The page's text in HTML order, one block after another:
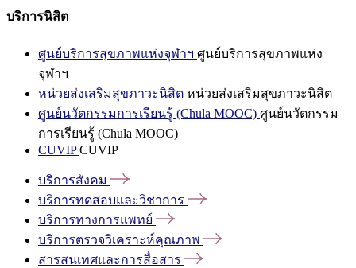
บริการนิสิต
ศูนย์บริการสุขภาพแห่งจุฬาฯ ศูนย์บริการสุขภาพแห่ง
จุฬาฯ
หน่วยส่งเสริมสุขภาวะนิสิต หน่วยส่งเสริมสุขภาวะนิสิต
ศูนย์นวัตกรรมการเรียนรู้ (Chula MOOC) ศูนย์นวัตกรรม
การเรียนรู้ (Chula MOOC)
CUVIPCUVIP
บริการสังคม
บริการทดสอบและวิชาการ
บริการทางการแพทย์
บริการตรวจวิเคราะห์คุณภาพ
สารสนเทศและการสื่อสาร